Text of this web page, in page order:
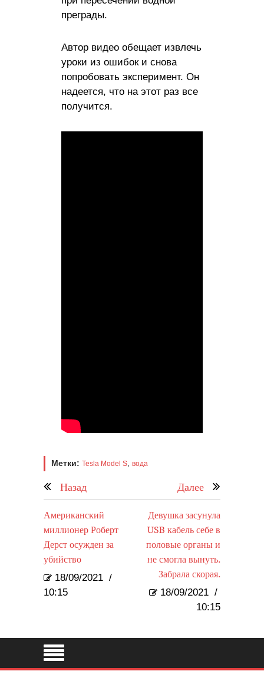
преграды.
Автор видео обещает извлечь
уроки из ошибок и снова
попробовать эксперимент. Он
надеется, что на этот раз все
получится.
Метки: Tesla Model S вода
Назад Далее
Американский
миллионер Роберт
Дерст осужден за
убийство
18/09/2021 /
10:15
Девушка засунула
USB кабель себе в
половые органы и
не смогла вынуть.
Забрала скорая.
18/09/2021 /
10:15